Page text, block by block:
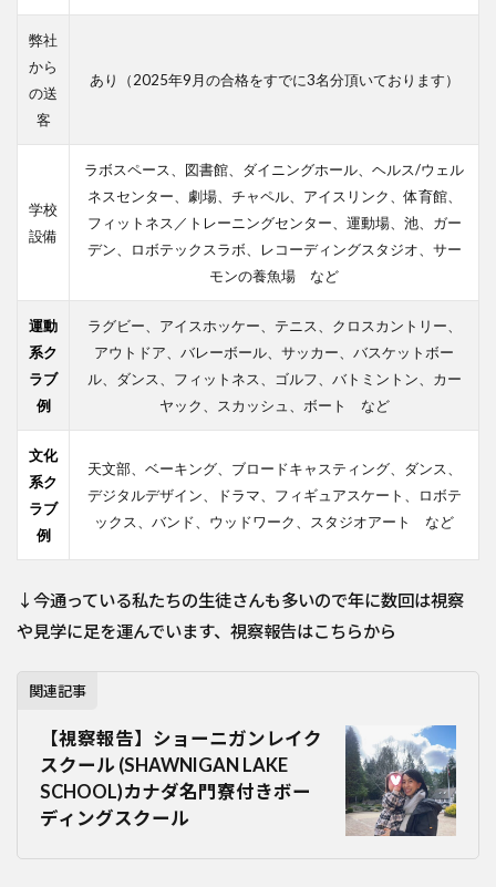
弊社
から
の送
客
あり（2025年9月の合格をすでに3名分頂いております）
学校
設備
ラボスペース、図書館、ダイニングホール、ヘルス/ウェル
ネスセンター、劇場、チャペル、アイスリンク、体育館、
フィットネス／トレーニングセンター、運動場、池、ガー
デン、ロボテックスラボ、レコーディングスタジオ、サー
モンの養魚場 など
運動
系ク
ラブ
例
ラグビー、アイスホッケー、テニス、クロスカントリー、
アウトドア、バレーボール、サッカー、バスケットボー
ル、ダンス、フィットネス、ゴルフ、バトミントン、カー
ヤック、スカッシュ、ボート など
文化
系ク
ラブ
例
天文部、ベーキング、ブロードキャスティング、ダンス、
デジタルデザイン、ドラマ、フィギュアスケート、ロボテ
ックス、バンド、ウッドワーク、スタジオアート など
↓今通っている私たちの生徒さんも多いので年に数回は視察
や見学に足を運んでいます、視察報告はこちらから
関連記事
【視察報告】ショーニガンレイク
スクール (SHAWNIGAN LAKE
SCHOOL)カナダ名門寮付きボー
ディングスクール